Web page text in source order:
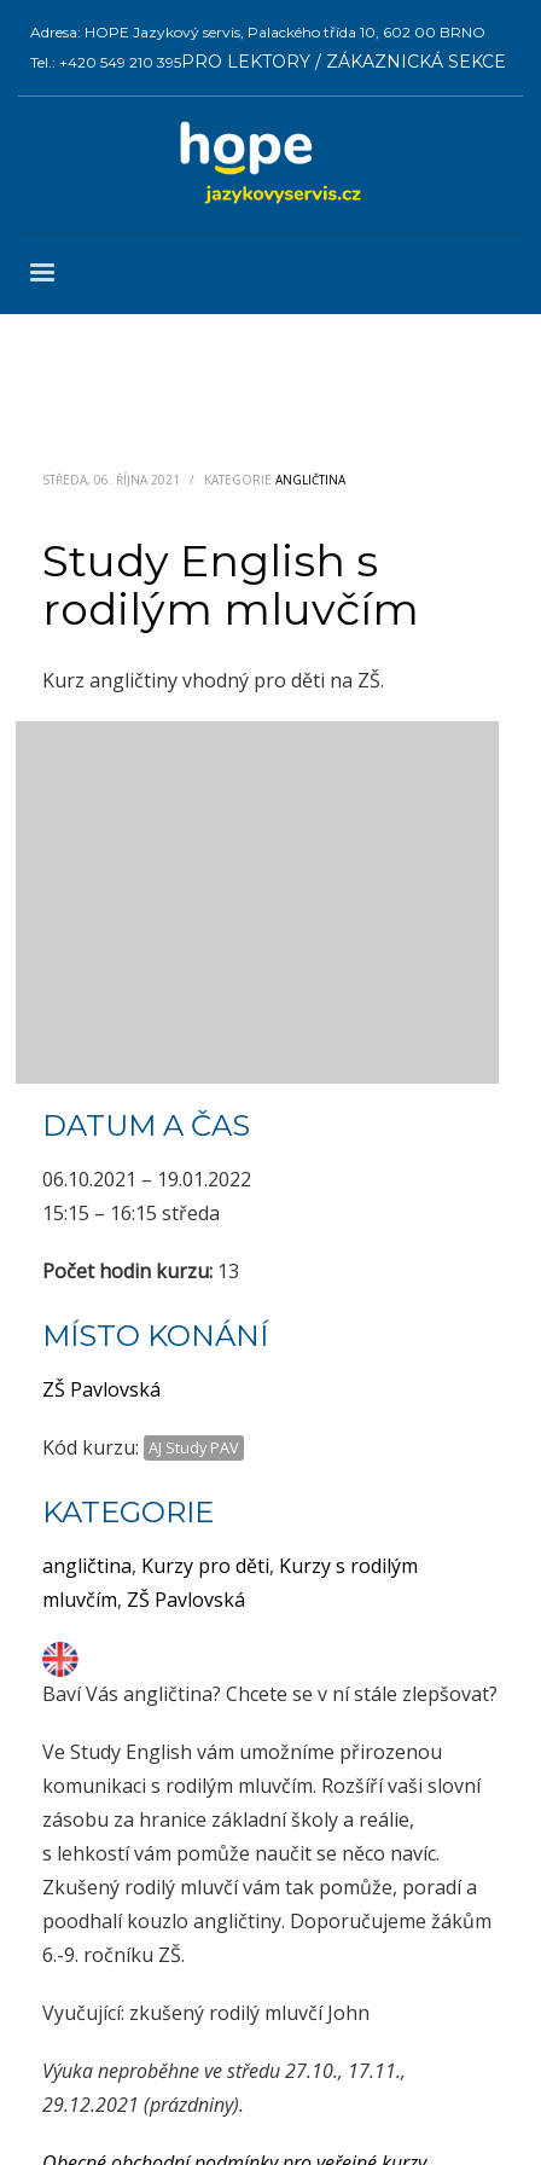
Adresa: HOPE Jazykový servis, Palackého třída 10, 602 00 BRNO
Tel.: +420 549 210 395PRO LEKTORY / ZÁKAZNICKÁ SEKCE
STŘEDA, 06. ŘÍJNA 2021 / KATEGORIE ANGLIČTINA
Study English s
rodilým mluvčím
Kurz angličtiny vhodný pro děti na ZŠ.
DATUM A ČAS
06.10.2021 – 19.01.2022
15:15 – 16:15 středa
Počet hodin kurzu: 13
MÍSTO KONÁNÍ
ZŠ Pavlovská
Kód kurzu: AJ Study PAV
KATEGORIE
angličtina, Kurzy pro děti, Kurzy s rodilým
mluvčím, ZŠ Pavlovská
Baví Vás angličtina? Chcete se v ní stále zlepšovat?
Ve Study English vám umožníme přirozenou
komunikaci s rodilým mluvčím. Rozšíří vaši slovní
zásobu za hranice základní školy a reálie,
s lehkostí vám pomůže naučit se něco navíc.
Zkušený rodilý mluvčí vám tak pomůže, poradí a
poodhalí kouzlo angličtiny. Doporučujeme žákům
6.-9. ročníku ZŠ.
Vyučující: zkušený rodilý mluvčí John
Výuka neproběhne ve středu 27.10., 17.11.,
29.12.2021 (prázdniny).